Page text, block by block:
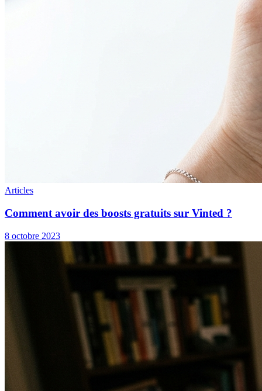
Articles
Comment avoir des boosts gratuits sur Vinted ?
8 octobre 2023